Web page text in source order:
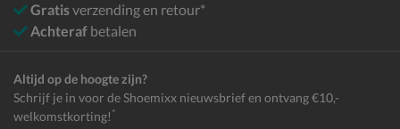
Gratisverzending en retour*
Achteraf betalen
Altijd op de hoogte zijn?
Schrijf je in voor de Shoemixx nieuwsbrief en ontvang €10,-
welkomstkorting! *